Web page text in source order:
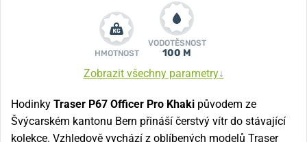
HMOTNOST
VODOTĚSNOST
100 M
Zobrazit všechny parametry↓
Hodinky Traser P67 Officer Pro Khaki původem ze
Švýcarském kantonu Bern přináší čerstvý vítr do stávající
kolekce. Vzhledově vychází z oblíbených modelů Traser